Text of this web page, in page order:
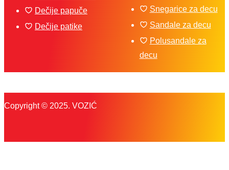
Dečije papuče
Dečije patike
Snegarice za decu
Sandale za decu
Polusandale za
decu
Copyright © 2025. VOZIĆ